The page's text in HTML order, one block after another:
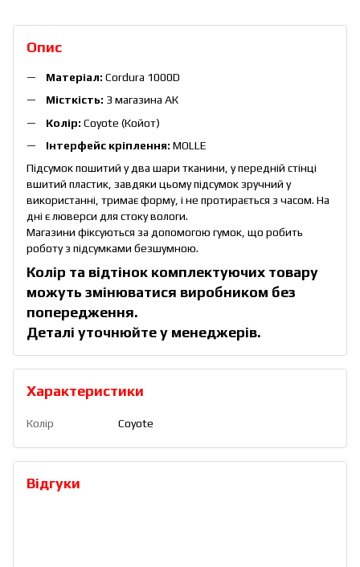
Опис
Матеріал: Cordura 1000D
Місткість: 3 магазина АК
Колір: Coyote (Койот)
Інтерфейс кріплення: MOLLE
Підсумок пошитий у два шари тканини, у передній стінці
вшитий пластик, завдяки цьому підсумок зручний у
використанні, тримає форму, і не протирається з часом. На
дні є люверси для стоку вологи.
Магазини фіксуються за допомогою гумок, що робить
роботу з підсумками безшумною.
Колір та відтінок комплектуючих товару
можуть змінюватися виробником без
попередження.
Деталі уточнюйте у менеджерів.
Характеристики
Колір Coyote
Відгуки